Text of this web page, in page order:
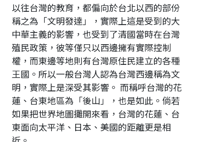
以往台灣的教育，都偏向於台北以西的部份
稱之為「文明發達」，實際上這是受到的大
中華主義的影響，也受到了清國當時在台灣
殖民政策，彼等僅只以西邊擁有實際控制
權，而東邊等地則有台灣原住民建立的各種
王國。所以一般台灣人認為台灣西邊稱為文
明，實際上是深受其影響。 而稱呼台灣的花
蓮、台東地區為「後山」，也是如此。倘若
如果把世界地圖攤開來看，台灣的花蓮、台
東面向太平洋、日本、美國的距離更是相